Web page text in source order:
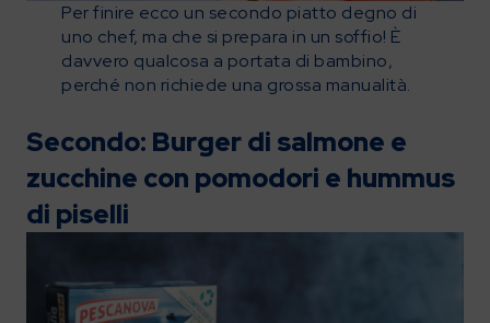
Per finire ecco un secondo piatto degno di
uno chef, ma che si prepara in un soffio! È
davvero qualcosa a portata di bambino,
perché non richiede una grossa manualità.
Secondo: Burger di salmone e
zucchine con pomodori e hummus
di piselli